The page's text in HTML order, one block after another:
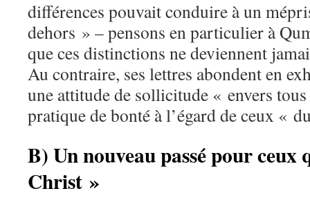
différences pouvait conduire à un
dehors » – pensons en particulier à
que ces distinctions ne deviennent
Au contraire, ses lettres abondent en
une attitude de sollicitude « envers
pratique de bonté à l’égard de ceux «
B) Un nouveau passé pour ceux
Christ »